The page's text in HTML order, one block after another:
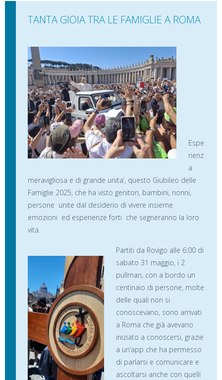
TANTA GIOIA TRA LE FAMIGLIE A ROMA
Espe
rienz
a
meravigliosa e di grande unita’, questo Giubileo delle
Famiglie 2025, che ha visto genitori, bambini, nonni,
persone unite dal desiderio di vivere insieme
emozioni ed esperienze forti che segneranno la loro
vita.
Partiti da Rovigo alle 6:00 di
sabato 31 maggio, i 2
pullman, con a bordo un
centinaio di persone, molte
delle quali non si
conoscevano, sono arrivati
a Roma che già avevano
iniziato a conoscersi, grazie
a un’app che ha permesso
di parlarsi e comunicare e
ascoltarsi anche con quelli